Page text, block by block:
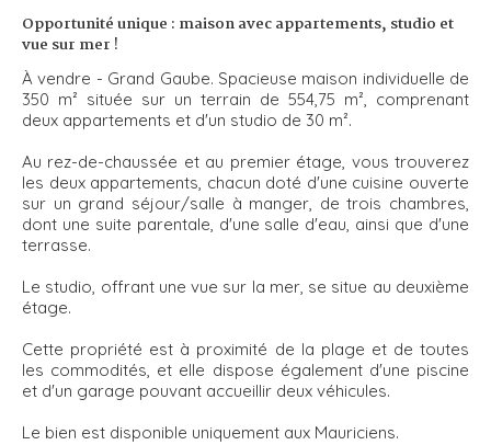
Opportunité unique : maison avec appartements, studio et
vue sur mer !
À vendre - Grand Gaube. Spacieuse maison individuelle de
350 m² située sur un terrain de 554,75 m², comprenant
deux appartements et d'un studio de 30 m².
Au rez-de-chaussée et au premier étage, vous trouverez
les deux appartements, chacun doté d'une cuisine ouverte
sur un grand séjour/salle à manger, de trois chambres,
dont une suite parentale, d'une salle d'eau, ainsi que d'une
terrasse.
Le studio, offrant une vue sur la mer, se situe au deuxième
étage.
Cette propriété est à proximité de la plage et de toutes
les commodités, et elle dispose également d'une piscine
et d'un garage pouvant accueillir deux véhicules.
Le bien est disponible uniquement aux Mauriciens.